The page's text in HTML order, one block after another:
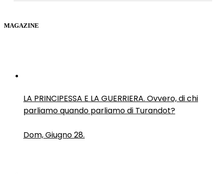
MAGAZINE
LA PRINCIPESSA E LA GUERRIERA. Ovvero, di chi
parliamo quando parliamo di Turandot?
Dom, Giugno 28.